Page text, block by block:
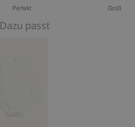
Perfekt Groß
Dazu passt